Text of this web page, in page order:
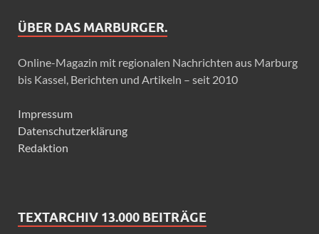
ÜBER DAS MARBURGER.
Online-Magazin mit regionalen Nachrichten aus Marburg
bis Kassel, Berichten und Artikeln – seit 2010
Impressum
Datenschutzerklärung
Redaktion
TEXTARCHIV 13.000 BEITRÄGE